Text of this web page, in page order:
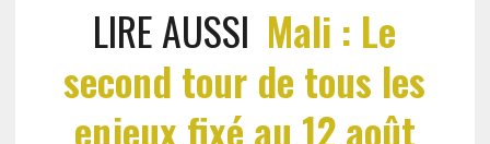
LIRE AUSSI Mali : Le
second tour de tous les
enjeux fixé au 12 août